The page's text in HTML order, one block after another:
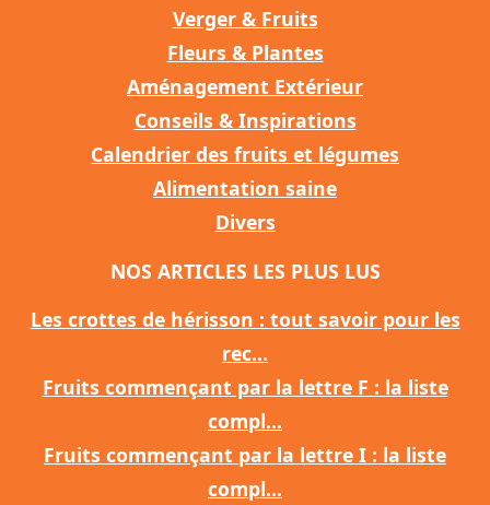
Verger & Fruits
Fleurs & Plantes
Aménagement Extérieur
Conseils & Inspirations
Calendrier des fruits et légumes
Alimentation saine
Divers
NOS ARTICLES LES PLUS LUS
Les crottes de hérisson : tout savoir pour les
rec...
Fruits commençant par la lettre F : la liste
compl...
Fruits commençant par la lettre I : la liste
compl...